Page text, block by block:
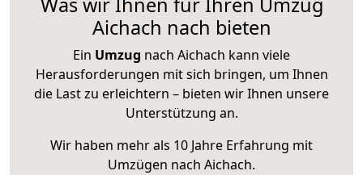
Aichach nach bieten
Ein Umzug nach Aichach kann viele
Herausforderungen mit sich bringen, um Ihnen
die Last zu erleichtern – bieten wir Ihnen unsere
Unterstützung an.
Wir haben mehr als 10 Jahre Erfahrung mit
Umzügen nach Aichach.